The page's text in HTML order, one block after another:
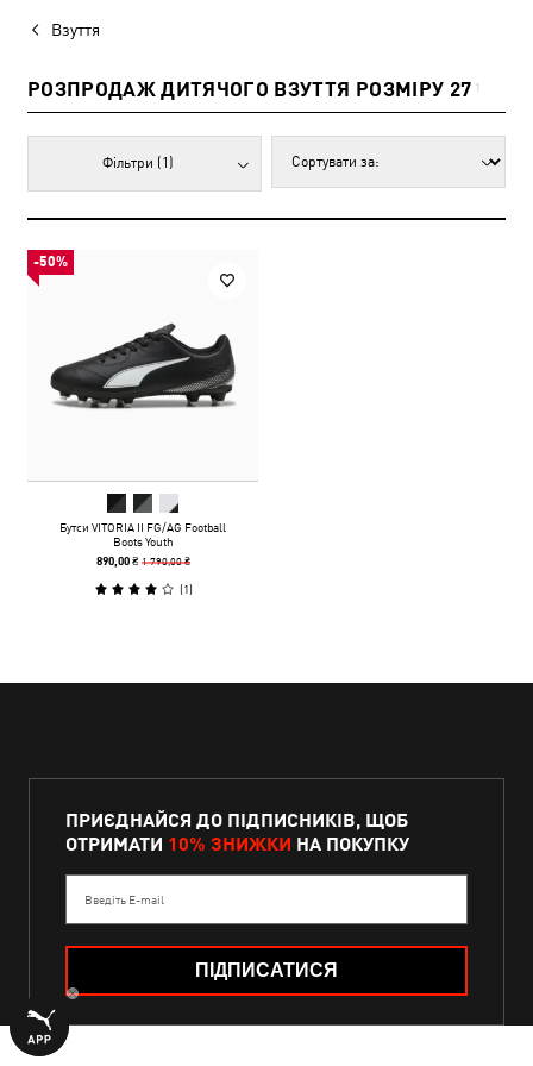
Взуття
РОЗПРОДАЖ ДИТЯЧОГО ВЗУТТЯ РОЗМІРУ 27 1
Фільтри (1)
-50%
Бутси VITORIA II FG/AG Football
Boots Youth
890,00 ₴ 1 790,00 ₴
(1)
ПРИЄДНАЙСЯ ДО ПІДПИСНИКІВ, ЩОБ
ОТРИМАТИ 10% ЗНИЖКИ НА ПОКУПКУ
Введіть E-mail
ПІДПИСАТИСЯ